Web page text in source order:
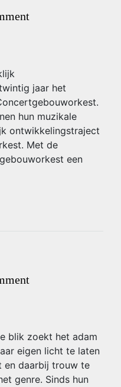
jaar het
hun muzikale
ontwikkelingstraject
Met de
een
blik zoekt het adam
eigen licht te laten
en daarbij trouw te
genre. Sinds hun